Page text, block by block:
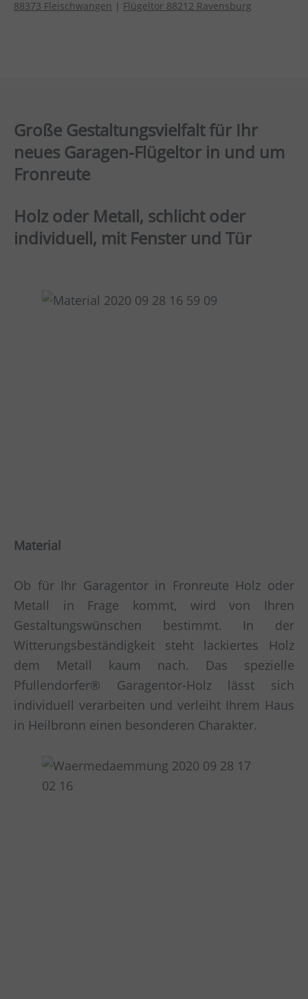
88373 Fleischwangen | Flügeltor 88212 Ravensburg
Große Gestaltungsvielfalt für Ihr
neues Garagen-Flügeltor in und um
Fronreute
Holz oder Metall, schlicht oder
individuell, mit Fenster und Tür
Material
Ob für Ihr Garagentor in Fronreute Holz oder
Metall in Frage kommt, wird von Ihren
Gestaltungswünschen bestimmt. In der
Witterungsbeständigkeit steht lackiertes Holz
dem Metall kaum nach. Das spezielle
Pfullendorfer® Garagentor-Holz lässt sich
individuell verarbeiten und verleiht Ihrem Haus
in Heilbronn einen besonderen Charakter.